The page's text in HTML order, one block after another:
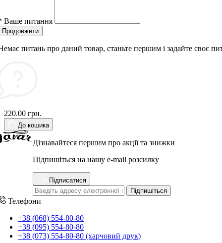
Ваше питання
Продовжити
питань про даний товар, станьте першим і задайте своє
220.00 грн.
До кошика
Дізнавайтеся першим про акції та знижки
Підпишіться на нашу e-mail розсилку
Підписатися
Підпишіться
Телефони
+38 (068) 554-80-80
+38 (095) 554-80-80
+38 (073) 554-80-80 (харчовий друк)